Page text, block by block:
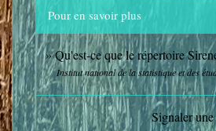
Pour en savoir plus
Qu'est-ce que le répertoire
Institut national de la statistique et des
Signaler